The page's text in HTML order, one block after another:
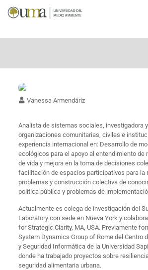
Vanessa Armendáriz
Analista de sistemas sociales, investigadora
organizaciones comunitarias, civiles e
experiencia internacional en: Desarrollo de
ecológicos para el apoyo al entendimiento de
de vida y mejora en la toma de decisiones
facilitación de espacios participativos para la
problemas y construcción colectiva de
política pública y problemas de
Actualmente es colega de investigación del
Laboratory con sede en Nueva York y
for Strategic Clarity, MA, USA. Previamente
System Dynamics Group of Rome del Centro
y Seguridad Informática de la Universidad
donde ha trabajado proyectos sobre
seguridad alimentaria urbana.